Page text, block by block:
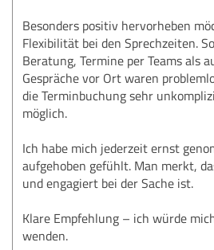
Besonders positiv hervorheben
Flexibilität bei den Sprechzeiten.
Beratung, Termine per Teams als
Gespräche vor Ort waren
die Terminbuchung sehr
möglich.
Ich habe mich jederzeit ernst
aufgehoben gefühlt. Man merkt,
und engagiert bei der Sache ist.
Klare Empfehlung – ich würde
wenden.